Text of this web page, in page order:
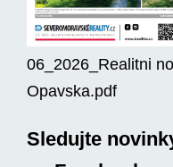
06_2026_Realitni
Opavska.pdf
Sledujte